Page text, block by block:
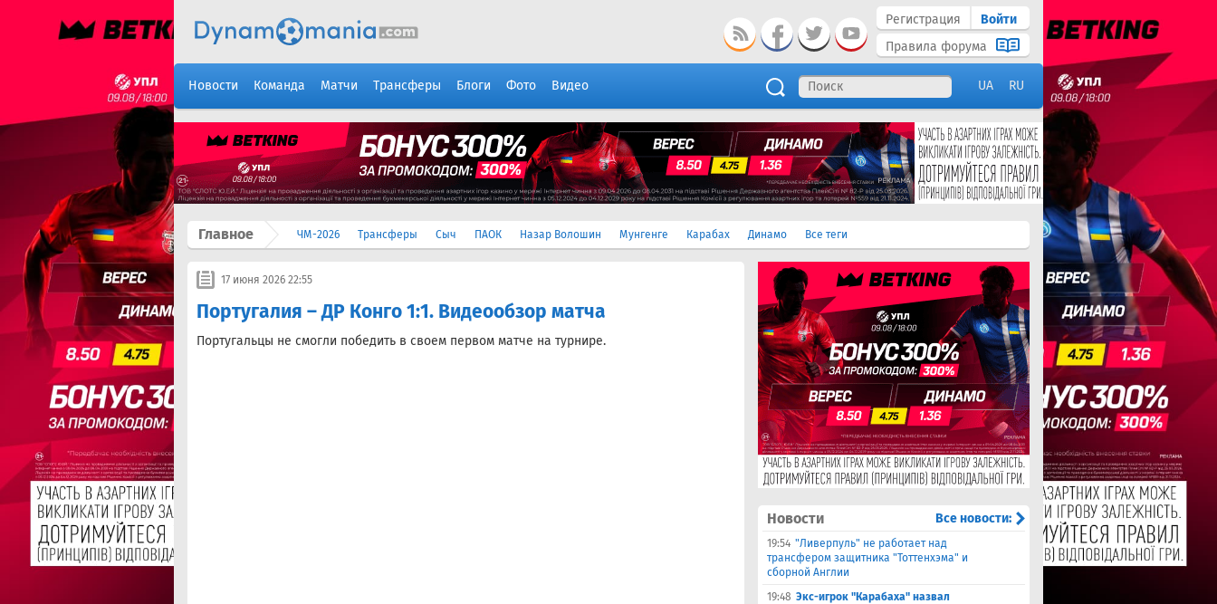
Регистрация
Войти
Правила форума
Новости Команда Матчи Трансферы Блоги Фото Видео UA RU
Главное ЧМ-2026 Трансферы Сыч ПАОК Назар Волошин Мунгенге Карабах Динамо Все теги
17 июня 2026 22:55
Португалия – ДР Конго 1:1. Видеообзор матча
Португальцы не смогли победить в своем первом матче на турнире.
Новости Все новости:
19:54 "Ливерпуль" не работает над
трансфером защитника "Тоттенхэма" и
сборной Англии
19:48 Экс-игрок "Карабаха" назвал